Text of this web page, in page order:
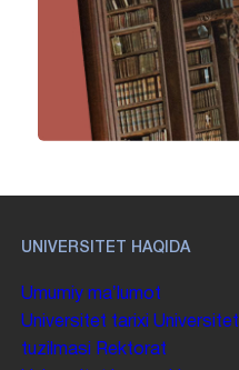
UNIVERSITET HAQIDA
Umumiy maʼlumot
Universitet tarixi Universitet
tuzilmasi
Rektorat